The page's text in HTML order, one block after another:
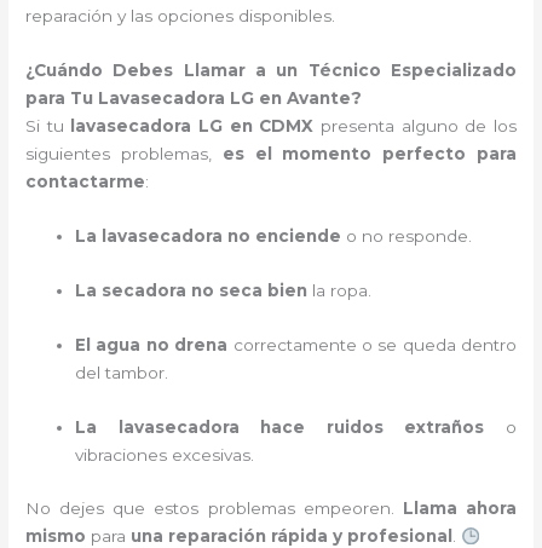
reparación y las opciones disponibles.
¿Cuándo Debes Llamar a un Técnico Especializado
para Tu Lavasecadora LG en Avante?
Si tu
lavasecadora LG en CDMX presenta alguno de los
siguientes problemas, es el momento perfecto para
contactarme:
La lavasecadora no enciende o no responde.
La secadora no seca bien la ropa.
El agua no drena correctamente o se queda dentro
del tambor.
La lavasecadora hace ruidos extraños o
vibraciones excesivas.
No dejes que estos problemas empeoren. Llama ahora
mismo para una reparación rápida y profesional .